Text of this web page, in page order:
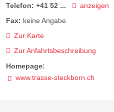
Telefon: +41 52 ...
anzeigen
Fax: keine Angabe
Zur Karte
Zur Anfahrtsbeschreibung
Homepage:
www.trasse-steckborn.ch